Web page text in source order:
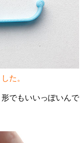
た。
でもいいっぽいんで